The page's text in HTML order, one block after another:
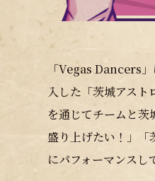
「Vegas Dancers
入した「茨城アスト
を通じてチームと
盛り上げたい！」「
にパフォーマンスし